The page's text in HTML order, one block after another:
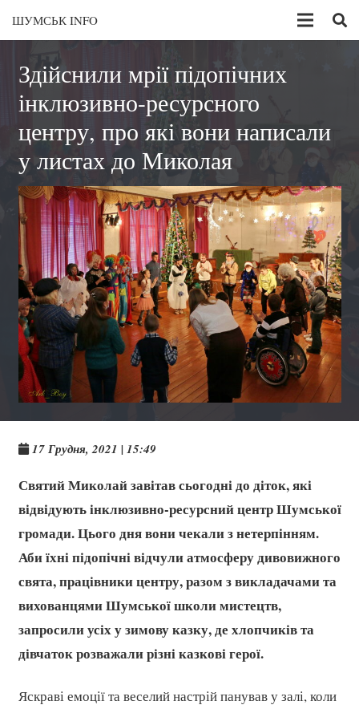
ШУМСЬК INFO
Здійснили мрії підопічних
інклюзивно-ресурсного
центру, про які вони написали
у листах до Миколая
17 Грудня, 2021 | 15:49
Святий Миколай завітав сьогодні до діток, які
відвідують інклюзивно-ресурсний центр Шумської
громади. Цього дня вони чекали з нетерпінням.
Аби їхні підопічні відчули атмосферу дивовижного
свята, працівники центру, разом з викладачами та
вихованцями Шумської школи мистецтв,
запросили усіх у зимову казку, де хлопчиків та
дівчаток розважали різні казкові герої.
Яскраві емоції та веселий настрій панував у залі, коли